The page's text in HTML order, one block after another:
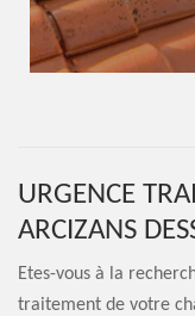
URGENCE
ARCIZANS
Etes-vous à la
traitement de votre